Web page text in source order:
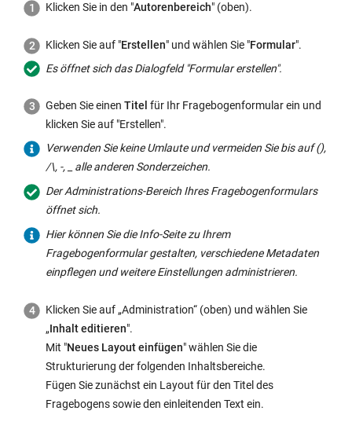
Klicken Sie in den "Autorenbereich" (oben).
Klicken Sie auf "Erstellen" und wählen Sie "Formular".
Es öffnet sich das Dialogfeld "Formular erstellen".
Geben Sie einen Titel für Ihr Fragebogenformular ein und
klicken Sie auf "Erstellen".
Verwenden Sie keine Umlaute und vermeiden Sie bis auf (),
/\, -, _ alle anderen Sonderzeichen.
Der Administrations-Bereich Ihres Fragebogenformulars
öffnet sich.
Hier können Sie die Info-Seite zu Ihrem
Fragebogenformular gestalten, verschiedene Metadaten
einpflegen und weitere Einstellungen administrieren.
Klicken Sie auf „Administration“ (oben) und wählen Sie
„Inhalt editieren".
Mit "Neues Layout einfügen" wählen Sie die
Strukturierung der folgenden Inhaltsbereiche.
Fügen Sie zunächst ein Layout für den Titel des
Fragebogens sowie den einleitenden Text ein.